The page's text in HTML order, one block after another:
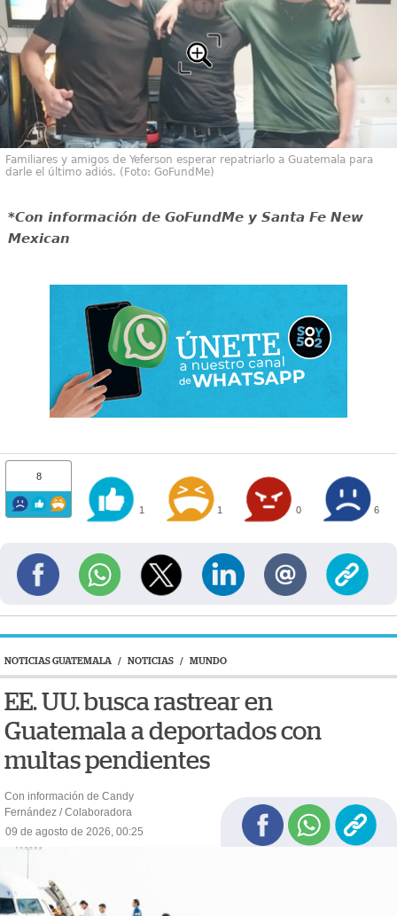
Familiares y amigos de Yeferson esperar repatriarlo a Guatemala para
darle el último adiós. (Foto: GoFundMe)
*Con información de GoFundMe y Santa Fe New
Mexican
8
1 1 0 6
NOTICIAS GUATEMALA / NOTICIAS / MUNDO
EE. UU. busca rastrear en
Guatemala a deportados con
multas pendientes
Con información de Candy
Fernández / Colaboradora
09 de agosto de 2026, 00:25